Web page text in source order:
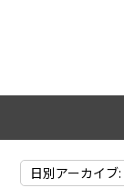
日別アーカイブ: